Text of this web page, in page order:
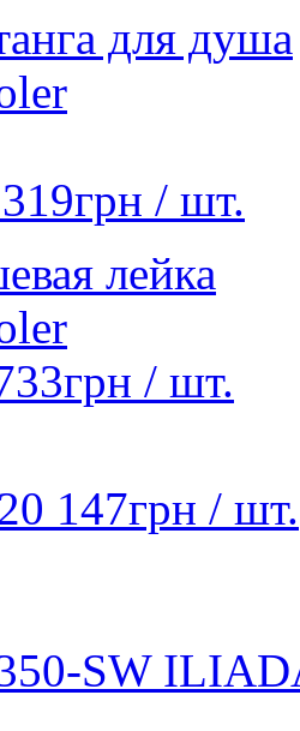
для душа
грн / шт.
лейка
грн / шт.
147грн / шт.
SW